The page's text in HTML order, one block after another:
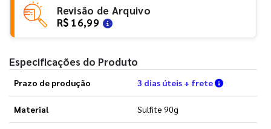
Revisão de Arquivo
R$ 16,99
Especificações do Produto
Prazo de produção 3 dias úteis + frete Verifique
Material Sulfite 90g